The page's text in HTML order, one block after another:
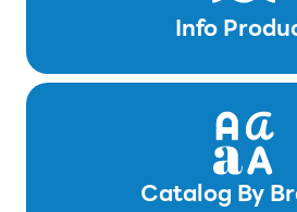
Info
Catalog By